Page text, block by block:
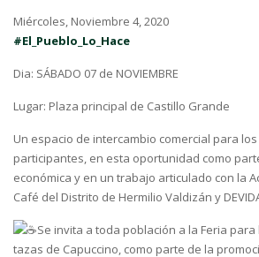
Miércoles, Noviembre 4, 2020
#El_Pueblo_Lo_Hace
Dia: SÁBADO 07 de NOVIEMBRE
Lugar: Plaza principal de Castillo Grande
Un espacio de intercambio comercial para
participantes, en esta oportunidad como
económica y en un trabajo articulado con la
Café del Distrito de Hermilio Valdizán y
Se invita a toda población a la Feria
tazas de Capuccino, como parte de la